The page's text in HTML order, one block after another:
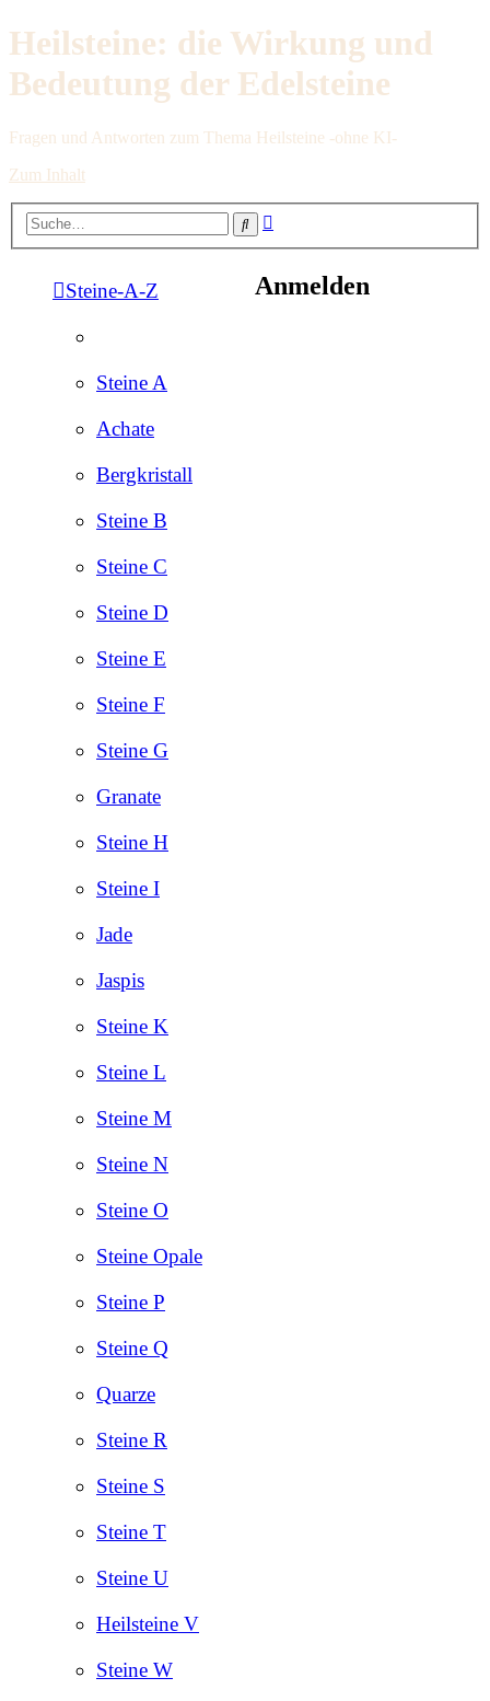
Heilsteine: die Wirkung und
Bedeutung der Edelsteine
Fragen und Antworten zum Thema Heilsteine -ohne KI-
Zum Inhalt
Suche
Steine-A-Z
Steine A
Achate
Bergkristall
Steine B
Steine C
Steine D
Steine E
Steine F
Steine G
Granate
Steine H
Steine I
Jade
Jaspis
Steine K
Steine L
Steine M
Steine N
Steine O
Steine Opale
Steine P
Steine Q
Quarze
Steine R
Steine S
Steine T
Steine U
Heilsteine V
Steine W
Anmelden